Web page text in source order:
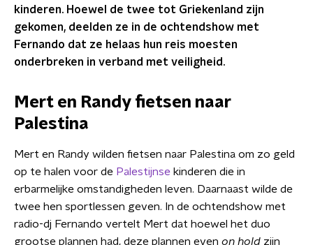
kinderen. Hoewel de twee tot Griekenland zijn
gekomen, deelden ze in de ochtendshow met
Fernando dat ze helaas hun reis moesten
onderbreken in verband met veiligheid.
Mert en Randy fietsen naar
Palestina
Mert en Randy wilden fietsen naar Palestina om zo geld
op te halen voor de Palestijnse kinderen die in
erbarmelijke omstandigheden leven. Daarnaast wilde de
twee hen sportlessen geven. In de ochtendshow met
radio-dj Fernando vertelt Mert dat hoewel het duo
grootse plannen had, deze plannen even on hold zijn